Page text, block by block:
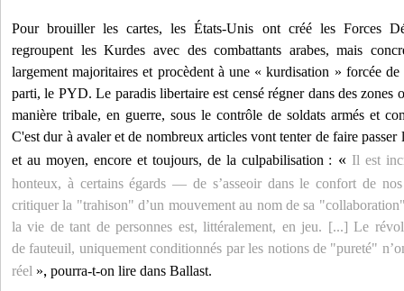
Pour brouiller les cartes, les États-Unis ont créé les Forces
regroupent les Kurdes avec des combattants arabes, mais
largement majoritaires et procèdent à une « kurdisation » forcée
parti, le PYD. Le paradis libertaire est censé régner dans des zones
manière tribale, en guerre, sous le contrôle de soldats armés et
C'est dur à avaler et de nombreux articles vont tenter de faire
et au moyen, encore et toujours, de la culpabilisation : « Il est
honteux, à certains égards — de s’asseoir dans le confort de
critiquer la "trahison" d’un mouvement au nom de sa
la vie de tant de personnes est, littéralement, en jeu. [...] Le
de fauteuil, uniquement conditionnés par les notions de "pureté"
réel », pourra-t-on lire dans Ballast.